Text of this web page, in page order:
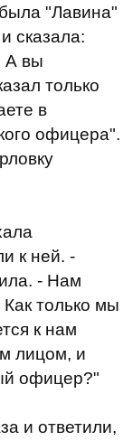
"Лавина"
сказала:
А вы
только
в
офицера".
к ней. -
- Нам
только мы
к нам
лицом, и
офицер?"
и ответили,